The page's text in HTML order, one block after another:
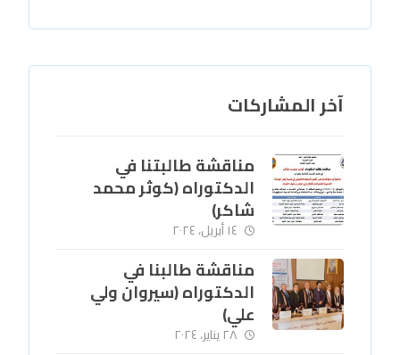
آخر المشاركات
مناقشة طالبتنا في
الدكتوراه (كوثر محمد
شاكر)
١٤ أبريل، ٢٠٢٤
مناقشة طالبنا في
الدكتوراه (سيروان ولي
علي)
٢٨ يناير، ٢٠٢٤